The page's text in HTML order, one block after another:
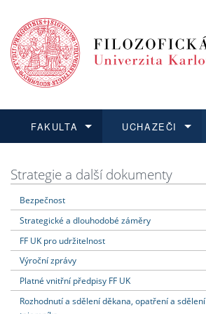
FAKULTA
Dozvědět se více
UCHAZEČI
Podat přihlášku
Dozvědět se více
Dozvědět se více
Dozvědět se více
Strategie a další dokumenty
Bezpečnost
Strategické a dlouhodobé záměry
FF UK pro udržitelnost
Výroční zprávy
Platné vnitřní předpisy FF UK
Rozhodnutí a sdělení děkana, opatření a sdělení